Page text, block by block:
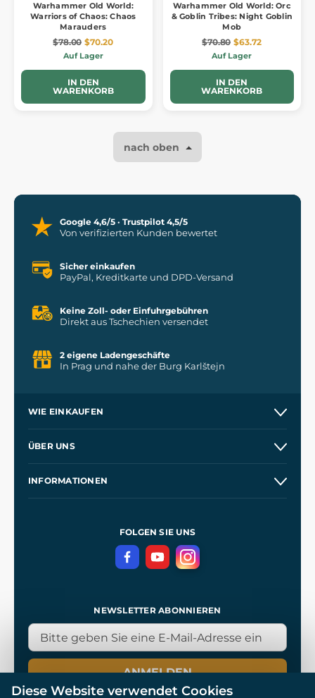
Warhammer Old World:
Warriors of Chaos: Chaos
Marauders
$78.00 $70.20
Auf Lager
IN DEN
WARENKORB
Warhammer Old World: Orc
& Goblin Tribes: Night Goblin
Mob
$70.80 $63.72
Auf Lager
IN DEN
WARENKORB
nach oben
Google 4,6/5 · Trustpilot 4,5/5
Von verifizierten Kunden bewertet
Sicher einkaufen
PayPal, Kreditkarte und DPD-Versand
Keine Zoll- oder Einfuhrgebühren
Direkt aus Tschechien versendet
2 eigene Ladengeschäfte
In Prag und nahe der Burg Karlštejn
WIE EINKAUFEN
Kontakt
ÜBER UNS
INFORMATIONEN
DatenschutzerklärungFOLGEN SIE UNS
NEWSLETTER ABONNIEREN
ANMELDEN
Diese Website verwendet Cookies